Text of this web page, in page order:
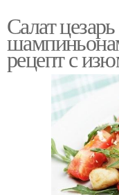
Салат
рецепт с